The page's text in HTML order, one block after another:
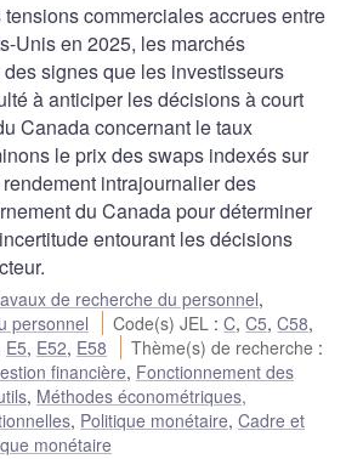
commerciales accrues entre
Unis en 2025, les marchés
signes que les investisseurs
à anticiper les décisions à court
Canada concernant le taux
le prix des swaps indexés sur
intrajournalier des
du Canada pour déterminer
entourant les décisions
de recherche du personnel,
personnel
Code(s) JEL :C,C5,C58,
E5, E52, E58 Thème(s) de recherche :
financière, Fonctionnement des
, Méthodes économétriques,
, Politique monétaire, Cadre et
monétaire